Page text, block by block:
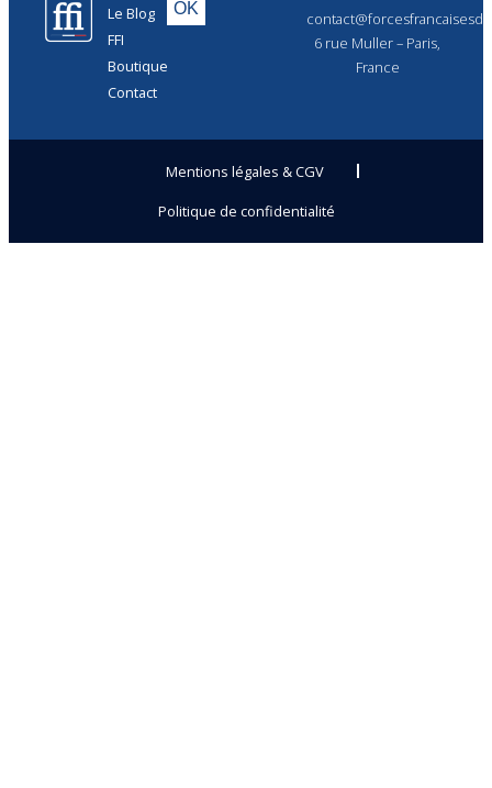
Le Blog
FFI
Boutique
Contact
6 rue Muller – Paris,
France
Mentions légales & CGV
Politique de confidentialité